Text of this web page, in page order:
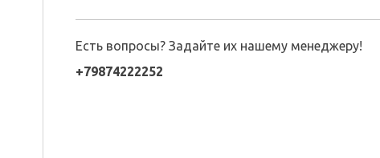
Есть вопросы? Задайте их нашему менеджеру!
+79874222252